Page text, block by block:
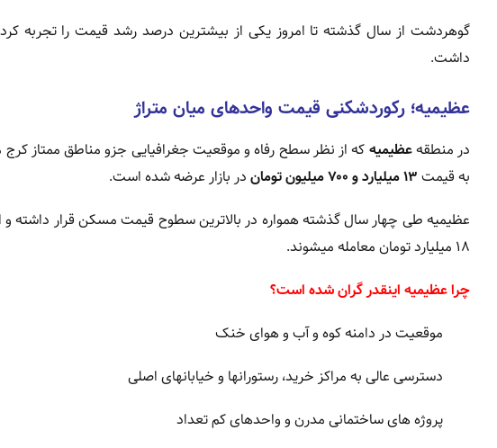
گوهردشت از سال گذشته تا امروز یکی از بیشترین درصد رشد قیمت را تجربه
داشت.
عظیمیه؛ رکوردشکنی قیمت واحدهای میان متراژ
در منطقهعظیمیه که از نظر سطح رفاه و موقعیت جغرافیایی جزو مناطق ممتاز
به قیمت ۱۳ میلیارد و ۷۰۰ میلیون تومان
در بازار عرضه شده است.
۱۸ میلیارد تومان معامله میشوند.
چرا عظیمیه اینقدر گران شده است؟
موقعیت در دامنه کوه و آب و هوای خنک
دسترسی عالی به مراکز خرید، رستورانها و خیابانهای اصلی
پروژه های ساختمانی مدرن و واحدهای کم تعداد